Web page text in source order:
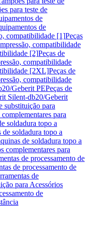
para teste de
de
de
compatibilidade [1]Peças
compatibilidade
[2]Peças de
compatibilidade
[2XL]Peças de
compatibilidade
Geberit PEPeças de
Silent-db20/Geberit
substituição para
para
soldadura topo a
de soldadura topo a
de soldadura topo a
complementares para
de processamento de
de processamento de
de
para Acessórios
de